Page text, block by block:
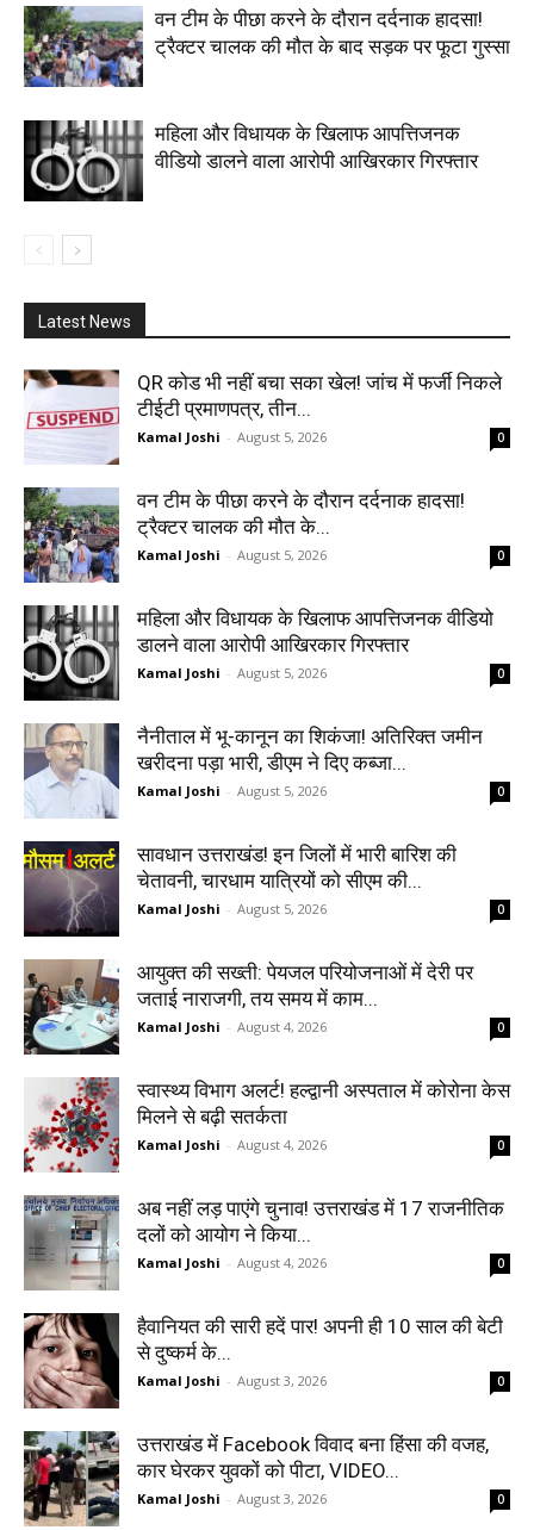
वन टीम के पीछा करने के दौरान दर्दनाक हादसा!
ट्रैक्टर चालक की मौत के बाद सड़क पर फूटा गुस्सा
महिला और विधायक के खिलाफ आपत्तिजनक
वीडियो डालने वाला आरोपी आखिरकार गिरफ्तार
Latest News
QR कोड भी नहीं बचा सका खेल! जांच में फर्जी निकले
टीईटी प्रमाणपत्र, तीन...
Kamal Joshi - August 5, 2026 0
वन टीम के पीछा करने के दौरान दर्दनाक हादसा!
ट्रैक्टर चालक की मौत के...
Kamal Joshi - August 5, 2026 0
महिला और विधायक के खिलाफ आपत्तिजनक वीडियो
डालने वाला आरोपी आखिरकार गिरफ्तार
Kamal Joshi - August 5, 2026 0
नैनीताल में भू-कानून का शिकंजा! अतिरिक्त जमीन
खरीदना पड़ा भारी, डीएम ने दिए कब्जा...
Kamal Joshi - August 5, 2026 0
सावधान उत्तराखंड! इन जिलों में भारी बारिश की
चेतावनी, चारधाम यात्रियों को सीएम की...
Kamal Joshi - August 5, 2026 0
आयुक्त की सख्ती: पेयजल परियोजनाओं में देरी पर
जताई नाराजगी, तय समय में काम...
Kamal Joshi - August 4, 2026 0
स्वास्थ्य विभाग अलर्ट! हल्द्वानी अस्पताल में कोरोना केस
मिलने से बढ़ी सतर्कता
Kamal Joshi - August 4, 2026 0
अब नहीं लड़ पाएंगे चुनाव! उत्तराखंड में 17 राजनीतिक
दलों को आयोग ने किया...
Kamal Joshi - August 4, 2026 0
हैवानियत की सारी हदें पार! अपनी ही 10 साल की बेटी
से दुष्कर्म के...
Kamal Joshi - August 3, 2026 0
उत्तराखंड में Facebook विवाद बना हिंसा की वजह,
कार घेरकर युवकों को पीटा, VIDEO...
Kamal Joshi - August 3, 2026 0